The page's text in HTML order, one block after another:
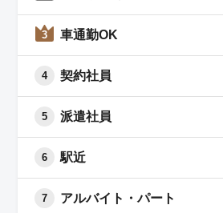
3 車通勤OK
4 契約社員
5 派遣社員
6 駅近
7 アルバイト・パート